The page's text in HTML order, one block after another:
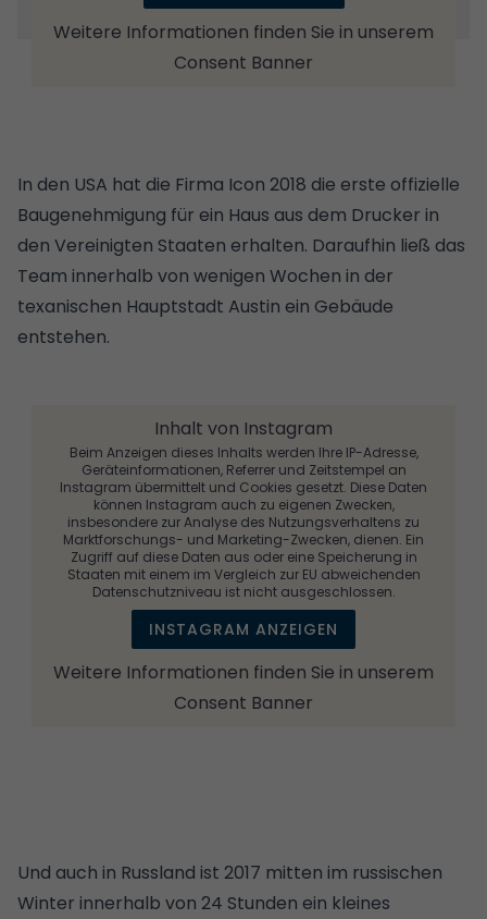
Weitere Informationen finden Sie in unserem
Consent Banner
In den USA hat die Firma Icon 2018 die erste offizielle
Baugenehmigung für ein Haus aus dem Drucker in
den Vereinigten Staaten erhalten. Daraufhin ließ das
Team innerhalb von wenigen Wochen in der
texanischen Hauptstadt Austin ein Gebäude
entstehen.
Inhalt von Instagram
Beim Anzeigen dieses Inhalts werden Ihre IP-Adresse,
Geräteinformationen, Referrer und Zeitstempel an
Instagram übermittelt und Cookies gesetzt. Diese Daten
können Instagram auch zu eigenen Zwecken,
insbesondere zur Analyse des Nutzungsverhaltens zu
Marktforschungs- und Marketing-Zwecken, dienen. Ein
Zugriff auf diese Daten aus oder eine Speicherung in
Staaten mit einem im Vergleich zur EU abweichenden
Datenschutzniveau ist nicht ausgeschlossen.
INSTAGRAM ANZEIGEN
Weitere Informationen finden Sie in unserem
Consent Banner
Und auch in Russland ist 2017 mitten im russischen
Winter innerhalb von 24 Stunden ein kleines